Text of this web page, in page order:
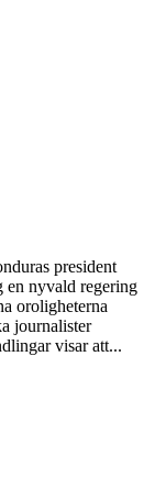
president
en nyvald regering
oroligheterna
journalister
visar att...